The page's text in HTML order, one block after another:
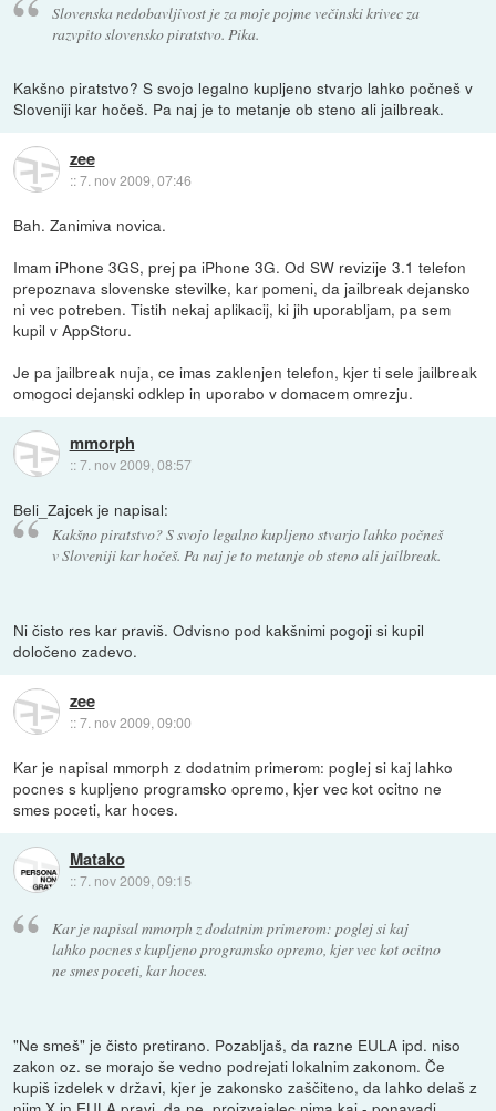
Slovenska nedobavljivost je za moje pojme večinski krivec za
razvpito slovensko piratstvo. Pika.
Kakšno piratstvo? S svojo legalno kupljeno stvarjo lahko počneš v
Sloveniji kar hočeš. Pa naj je to metanje ob steno ali jailbreak.
zee
::7. nov 2009, 07:46
Bah. Zanimiva novica.
Imam iPhone 3GS, prej pa iPhone 3G. Od SW revizije 3.1 telefon
prepoznava slovenske stevilke, kar pomeni, da jailbreak dejansko
ni vec potreben. Tistih nekaj aplikacij, ki jih uporabljam, pa sem
kupil v AppStoru.
Je pa jailbreak nuja, ce imas zaklenjen telefon, kjer ti sele jailbreak
omogoci dejanski odklep in uporabo v domacem omrezju.
mmorph
::7. nov 2009, 08:57
Beli_Zajcek je napisal:
Kakšno piratstvo? S svojo legalno kupljeno stvarjo lahko počneš
v Sloveniji kar hočeš. Pa naj je to metanje ob steno ali jailbreak.
Ni čisto res kar praviš. Odvisno pod kakšnimi pogoji si kupil
določeno zadevo.
zee
::7. nov 2009, 09:00
Kar je napisal mmorph z dodatnim primerom: poglej si kaj lahko
pocnes s kupljeno programsko opremo, kjer vec kot ocitno ne
smes poceti, kar hoces.
Matako
::7. nov 2009, 09:15
Kar je napisal mmorph z dodatnim primerom: poglej si kaj
lahko pocnes s kupljeno programsko opremo, kjer vec kot ocitno
ne smes poceti, kar hoces.
"Ne smeš" je čisto pretirano. Pozabljaš, da razne EULA ipd. niso
zakon oz. se morajo še vedno podrejati lokalnim zakonom. Če
kupiš izdelek v državi, kjer je zakonsko zaščiteno, da lahko delaš z